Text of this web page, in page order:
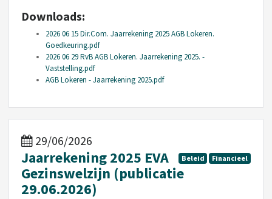
Downloads:
2026 06 15 Dir.Com. Jaarrekening 2025 AGB Lokeren.
Goedkeuring.pdf
2026 06 29 RvB AGB Lokeren. Jaarrekening 2025. -
Vaststelling.pdf
AGB Lokeren - Jaarrekening 2025.pdf
29/06/2026
Beleid Financieel
Jaarrekening 2025 EVA
Gezinswelzijn (publicatie
29.06.2026)